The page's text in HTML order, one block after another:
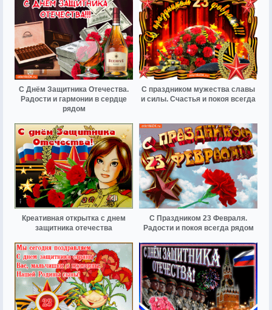
С Днём Защитника Отечества.
Радости и гармонии в сердце
рядом
С праздником мужества славы
и силы. Счастья и покоя всегда
Креативная открытка с днем
защитника отечества
С Праздником 23 Февраля.
Радости и покоя всегда рядом